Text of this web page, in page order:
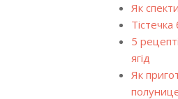
Як
Тістечка
5
ягід
Як